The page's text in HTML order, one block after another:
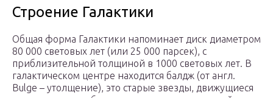
Строение Галактики
Общая форма Галактики напоминает диск диаметром
80 000 световых лет (или 25 000 парсек), с
приблизительной толщиной в 1000 световых лет. В
галактическом центре находится балдж (от англ.
Bulge – утолщение), это старые звезды, движущиеся